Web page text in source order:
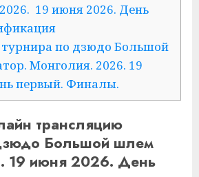
19 июня 2026. День
по дзюдо Большой
Монголия. 2026. 19
первый. Финалы.
трансляцию
Большой шлем
19 июня 2026. День